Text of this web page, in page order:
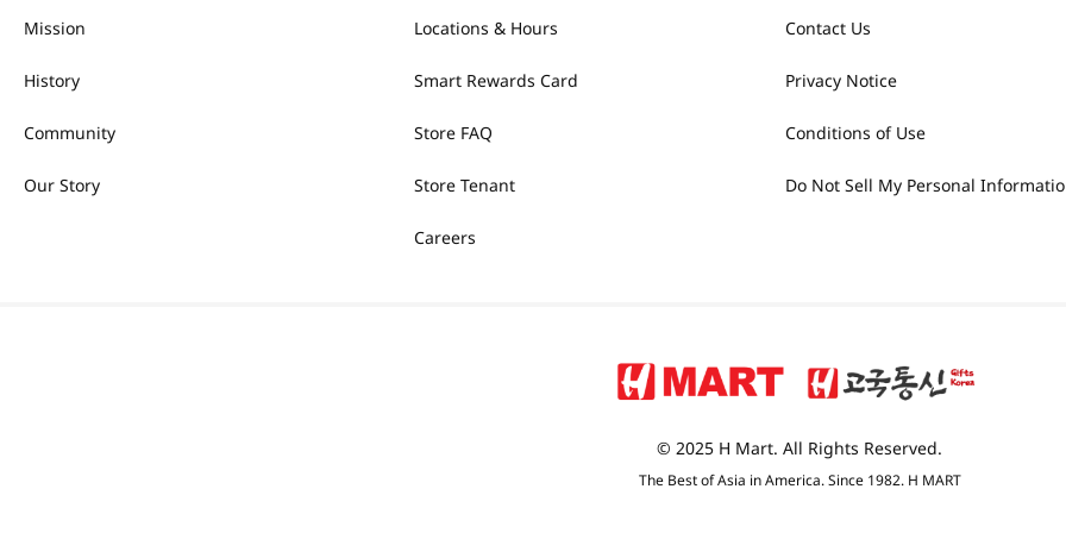
Mission
History
Community
Our Story
Locations & Hours
Smart Rewards Card
Store FAQ
Store Tenant
Careers
Contact Us
Privacy Notice
Conditions of Use
Do Not Sell My Personal
© 2025 H Mart. All Rights Reserved.
The Best of Asia in America. Since 1982. H MART